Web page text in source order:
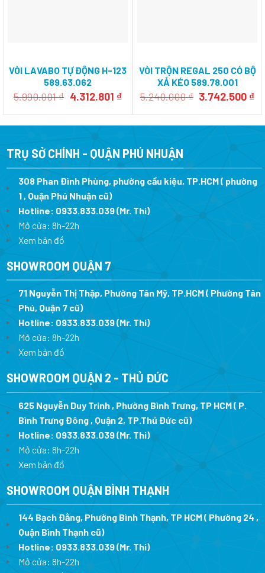
VÒI LAVABO TỰ ĐỘNG H-123
589.63.062
5.990.001₫ Giá
5.990.001 ₫.
4.312.801 ₫Giá
là:
VÒI TRỘN REGAL 250 CÓ BỘ
XẢ KÉO 589.78.001
5.240.000₫ Giá
5.240.000 ₫.
3.742.500 ₫
là:
TRỤ SỞ CHÍNH - QUẬN PHÚ NHUẬN
308 Phan Đình Phùng, phường cầu kiệu, TP.HCM ( phường
1 , Quận Phú Nhuận cũ)
Hotline: 0933.833.039(Mr. Thi)
Mở cửa: 8h-22h
Xem bản đồ
SHOWROOM QUẬN 7
71 Nguyễn Thị Thập, Phường Tân Mỹ, TP.HCM ( Phường Tân
Phú, Quận 7 cũ)
Hotline: 0933.833.039(Mr. Thi)
Mở cửa: 8h-22h
Xem bản đồ
SHOWROOM QUẬN 2 - THỦ ĐỨC
625 Nguyễn Duy Trinh , Phường Bình Trưng, TP HCM ( P.
Bình Trưng Đông , Quận 2, TP.Thủ Đức cũ)
Hotline: 0933.833.039(Mr. Thi)
Mở cửa: 8h-22h
Xem bản đồ
SHOWROOM QUẬN BÌNH THẠNH
144 Bạch Đằng, Phường Bình Thạnh, TP HCM ( Phường 24 ,
Quận Bình Thạnh cũ)
Hotline: 0933.833.039(Mr. Thi)
Mở cửa: 8h-22h